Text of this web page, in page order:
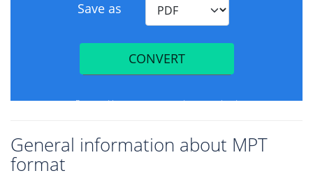
General information about MPT
format